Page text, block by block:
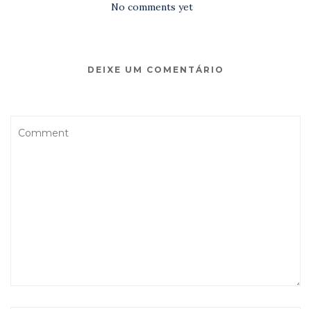
No comments yet
DEIXE UM COMENTÁRIO